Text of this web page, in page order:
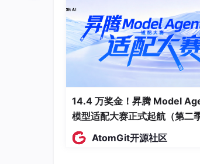
接着我说：
“换成 Let’s Encrypt 免费证
结果：
2 个域名秒迁成功（各剩 89 天
域名
14.4 万奖金！昇腾 Model
模型适配大赛正式起航（第二季
AtomGit开源社区